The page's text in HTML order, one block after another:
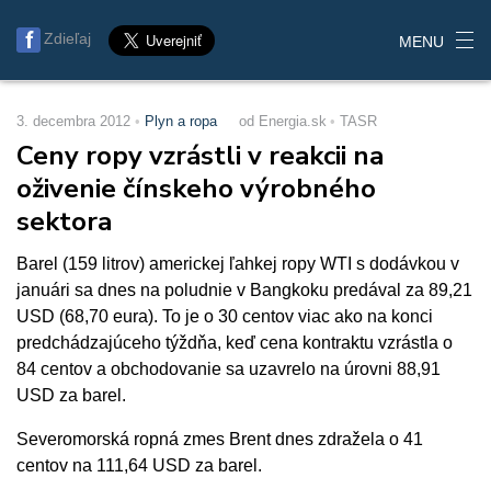
Zdieľaj MENU
3. decembra 2012 Plyn a ropa od Energia.sk TASR
Ceny ropy vzrástli v reakcii na
oživenie čínskeho výrobného
sektora
Barel (159 litrov) americkej ľahkej ropy WTI s dodávkou v
januári sa dnes na poludnie v Bangkoku predával za 89,21
USD (68,70 eura). To je o 30 centov viac ako na konci
predchádzajúceho týždňa, keď cena kontraktu vzrástla o
84 centov a obchodovanie sa uzavrelo na úrovni 88,91
USD za barel.
Severomorská ropná zmes Brent dnes zdražela o 41
centov na 111,64 USD za barel.